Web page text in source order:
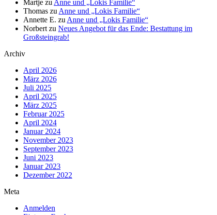
Martje zu Anne und „Lokis Familie“
Thomas zu Anne und „Lokis Familie“
Annette E. zu Anne und „Lokis Familie“
Norbert zu Neues Angebot für das Ende: Bestattung im
Großsteingrab!
Archiv
April 2026
März 2026
Juli 2025
April 2025
März 2025
Februar 2025
April 2024
Januar 2024
November 2023
September 2023
Juni 2023
Januar 2023
Dezember 2022
Meta
Anmelden